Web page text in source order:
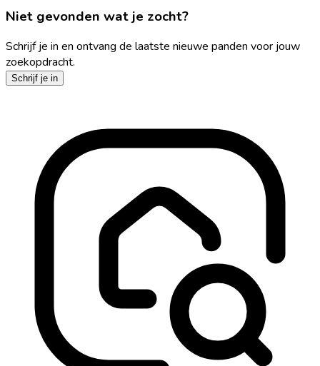
Niet gevonden wat je zocht?
Schrijf je in en ontvang de laatste nieuwe panden voor jouw
zoekopdracht.
Schrijf je in